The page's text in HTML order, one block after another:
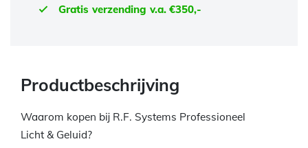
Gratis verzending v.a. €350,-
Productbeschrijving
Waarom kopen bij R.F. Systems Professioneel
Licht & Geluid?